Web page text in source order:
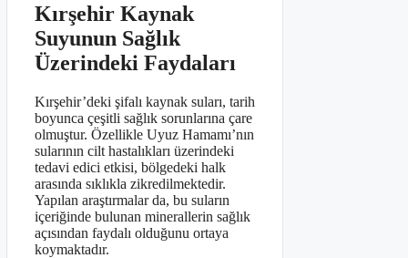
Kırşehir Kaynak
Suyunun Sağlık
Üzerindeki Faydaları
Kırşehir’deki şifalı kaynak suları, tarih
boyunca çeşitli sağlık sorunlarına çare
olmuştur. Özellikle Uyuz Hamamı’nın
sularının cilt hastalıkları üzerindeki
tedavi edici etkisi, bölgedeki halk
arasında sıklıkla zikredilmektedir.
Yapılan araştırmalar da, bu suların
içeriğinde bulunan minerallerin sağlık
açısından faydalı olduğunu ortaya
koymaktadır.